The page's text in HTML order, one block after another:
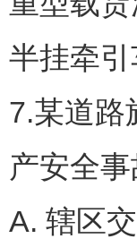
半挂牵引
7.某道路
产安全
A. 辖区